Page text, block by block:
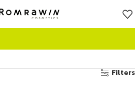
Filters